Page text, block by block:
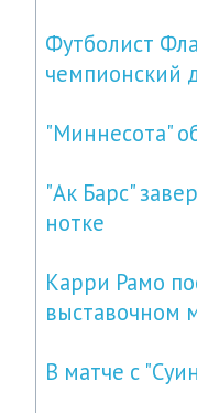
Футболист
чемпионский
"Миннесота"
"Ак Барс"
нотке
Карри Рамо
выставочном
В матче с